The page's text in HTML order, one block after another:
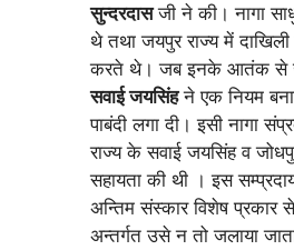
सुन्दरदासजी ने की। नागा
थे तथा जयपुर राज्य में
करते थे। जब इनके आतंक से
सवाई जयसिंहने एक नियम
पाबंदी लगा दी। इसी नागा
राज्य के सवाई जयसिंह व
सहायता की थी । इस
अन्तिम संस्कार विशेष प्रकार
अन्तर्गत उसे न तो जलाया